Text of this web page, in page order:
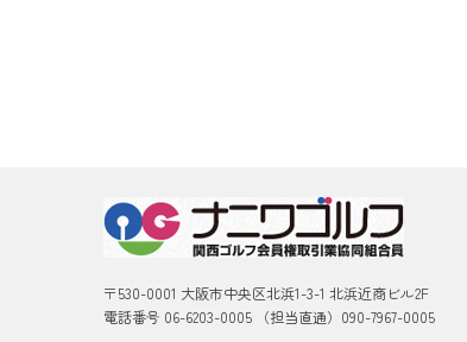
〒530-0001 大阪市中央区北浜1-3-1 北浜近商ビル2F
電話番号 06-6203-0005 （担当直通）090-7967-0005